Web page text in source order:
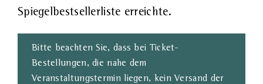
Spiegelbestsellerliste erreichte.
Bitte beachten Sie, dass bei Ticket-
Bestellungen, die nahe dem
Veranstaltungstermin liegen, kein Versand der